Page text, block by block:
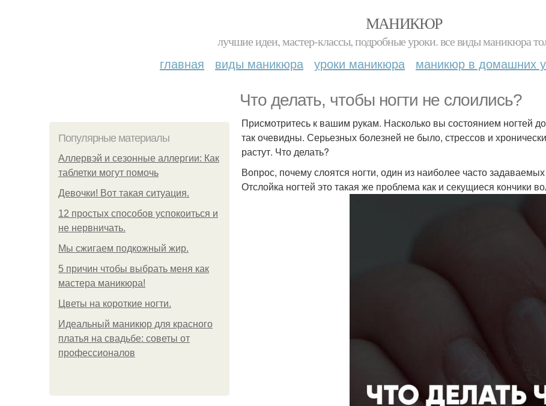
МАНИКЮР
лучшие идеи, мастер-классы, подробные уроки. все виды маникюра
главная виды маникюра уроки маникюра маникюр в домашних
Что делать, чтобы ногти не слоились?
Популярные материалы
Аллервэй и сезонные аллергии: Как
таблетки могут помочь
Девочки! Вот такая ситуация.
12 простых способов успокоиться и
не нервничать.
Мы сжигаем подкожный жир.
5 причин чтобы выбрать меня как
мастера маникюра!
Цветы на короткие ногти.
Идеальный маникюр для красного
платья на свадьбе: советы от
профессионалов
Присмотритесь к вашим рукам. Насколько вы состоянием ногтей
так очевидны. Серьезных болезней не было, стрессов и
растут. Что делать?
Вопрос, почему слоятся ногти, один из наиболее часто
Отслойка ногтей это такая же проблема как и секущиеся кончики